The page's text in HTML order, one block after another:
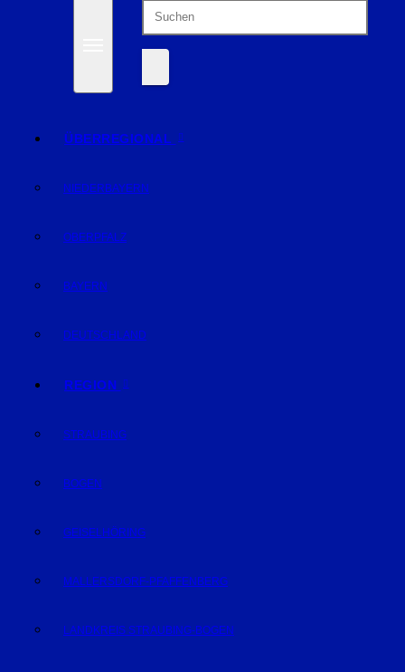
ÜBERREGIONAL
NIEDERBAYERN
OBERPFALZ
BAYERN
DEUTSCHLAND
REGION
STRAUBING
BOGEN
GEISELHÖRING
MALLERSDORF-PFAFFENBERG
LANDKREIS STRAUBING-BOGEN